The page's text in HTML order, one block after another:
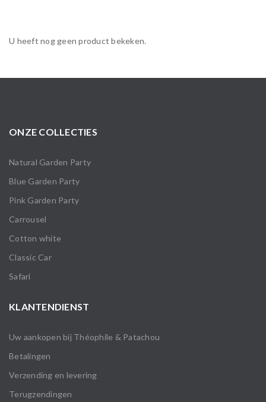
U heeft nog geen product bekeken.
ONZE COLLECTIES
Natural Garden Party
Blue Garden Party
Pink Garden Party
Carrousel
Cotton white
Classic Car
Safari
KLANTENDIENST
Uw aankopen bij Théophile & Patachou
Betalingen
Verzending en levering
Terugzendingen